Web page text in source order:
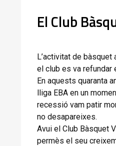
ElClub
L’activitat de bàsquet
el club es va refundar
En aquests quaranta
lliga EBA en un
recessió vam patir
no desapareixes.
Avui el Club Bàsquet
permès el seu